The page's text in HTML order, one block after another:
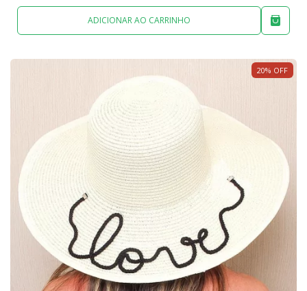
ADICIONAR AO CARRINHO
20% OFF